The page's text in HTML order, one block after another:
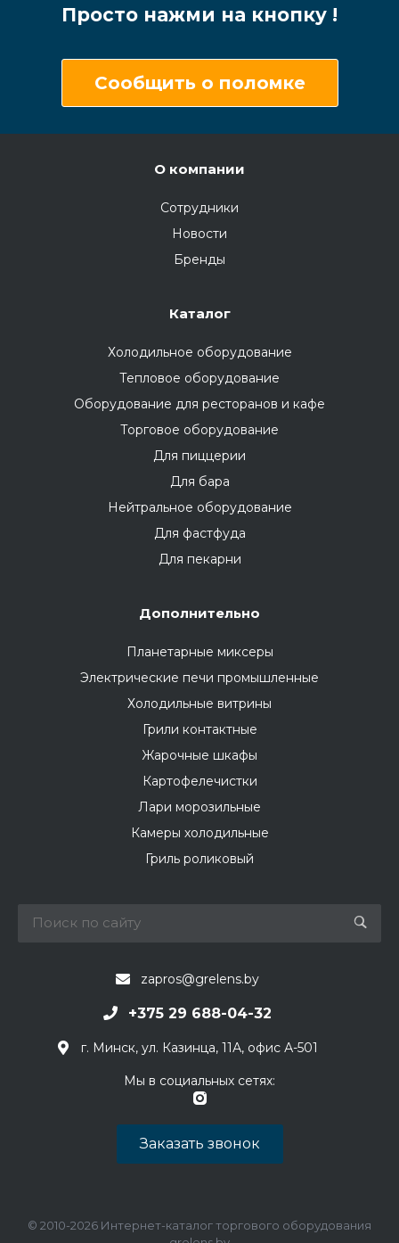
Просто нажми на кнопку !
Сообщить о поломке
О компании
Сотрудники
Новости
Бренды
Каталог
Холодильное оборудование
Тепловое оборудование
Оборудование для ресторанов и кафе
Торговое оборудование
Для пиццерии
Для бара
Нейтральное оборудование
Для фастфуда
Для пекарни
Дополнительно
Планетарные миксеры
Электрические печи промышленные
Холодильные витрины
Грили контактные
Жарочные шкафы
Картофелечистки
Лари морозильные
Камеры холодильные
Гриль роликовый
zapros@grelens.by
+375 29 688-04-32
г. Минск, ул. Казинца, 11А, офис А-501
Мы в социальных сетях:
Заказать звонок
© 2010-2026 Интернет-каталог торгового оборудования